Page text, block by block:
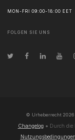
MON-FRI 09:00-18:00 EET
FOLGEN SIE UNS
© Urheberrecht 2026
Changelog ● Durch die
Nutzungsbedingungen